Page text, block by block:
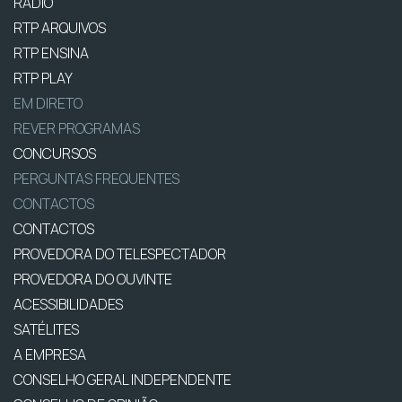
RTP ARQUIVOS
RTP ENSINA
RTP PLAY
EM DIRETO
REVER PROGRAMAS
CONCURSOS
PERGUNTAS FREQUENTES
CONTACTOS
CONTACTOS
PROVEDORA DO TELESPECTADOR
PROVEDORA DO OUVINTE
ACESSIBILIDADES
SATÉLITES
A EMPRESA
CONSELHO GERAL INDEPENDENTE